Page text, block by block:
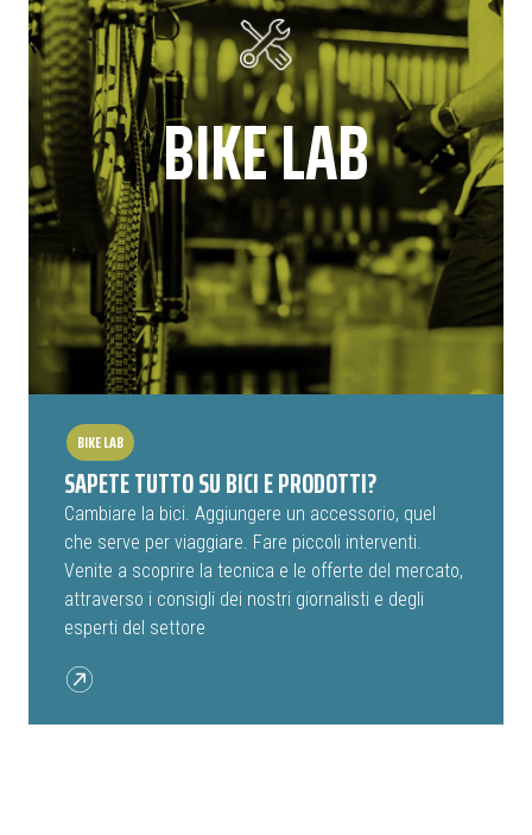
BIKE LAB
BIKE LAB
SAPETE TUTTO SU BICI E PRODOTTI?
Cambiare la bici. Aggiungere un accessorio, quel
che serve per viaggiare. Fare piccoli interventi.
Venite a scoprire la tecnica e le offerte del mercato,
attraverso i consigli dei nostri giornalisti e degli
esperti del settore